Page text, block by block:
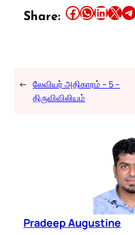
Share: Share this article on Facebook Share this article on WhatsApp Share this article on LinkedIn Share this article on X Share this article on Telegram
← லேவியர் அதிகாரம் – 5 –
திருவிவிலியம்
Pradeep Augustine